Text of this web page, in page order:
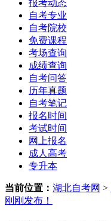
报考动态
自考专业
自考院校
免费课程
考场查询
成绩查询
自考问答
历年真题
自考笔记
报名时间
考试时间
网上报名
成人高考
专升本
当前位置： 湖北自考网 >
刚刚发布！